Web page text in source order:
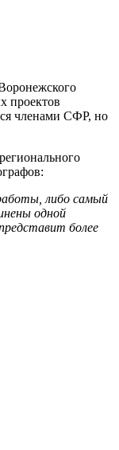
проектов
членами СФР, но
либо самый
одной
более